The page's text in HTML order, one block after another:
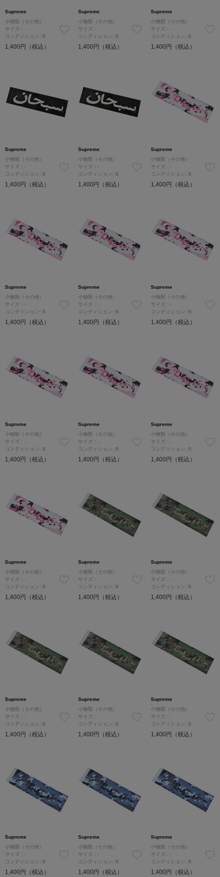
Supreme
小物類（その他）
サイズ：-
コンディション: B
1,400円（税込）
Supreme
小物類（その他）
サイズ：-
コンディション: B
1,400円（税込）
Supreme
小物類（その他）
サイズ：-
コンディション: B
1,400円（税込）
Supreme
小物類（その他）
サイズ：-
コンディション: B
1,400円（税込）
Supreme
小物類（その他）
サイズ：-
コンディション: B
1,400円（税込）
Supreme
小物類（その他）
サイズ：-
コンディション: B
1,400円（税込）
Supreme
小物類（その他）
サイズ：-
コンディション: B
1,400円（税込）
Supreme
小物類（その他）
サイズ：-
コンディション: B
1,400円（税込）
Supreme
小物類（その他）
サイズ：-
コンディション: B
1,400円（税込）
Supreme
小物類（その他）
サイズ：-
コンディション: B
1,400円（税込）
Supreme
小物類（その他）
サイズ：-
コンディション: B
1,400円（税込）
Supreme
小物類（その他）
サイズ：-
コンディション: B
1,400円（税込）
Supreme
小物類（その他）
サイズ：-
コンディション: B
1,400円（税込）
Supreme
小物類（その他）
サイズ：-
コンディション: B
1,400円（税込）
Supreme
小物類（その他）
サイズ：-
コンディション: B
1,400円（税込）
Supreme
小物類（その他）
サイズ：-
コンディション: B
1,400円（税込）
Supreme
小物類（その他）
サイズ：-
コンディション: B
1,400円（税込）
Supreme
小物類（その他）
サイズ：-
コンディション: B
1,400円（税込）
Supreme
小物類（その他）
サイズ：-
コンディション: B
1,400円（税込）
Supreme
小物類（その他）
サイズ：-
コンディション: B
1,400円（税込）
Supreme
小物類（その他）
サイズ：-
コンディション: B
1,400円（税込）